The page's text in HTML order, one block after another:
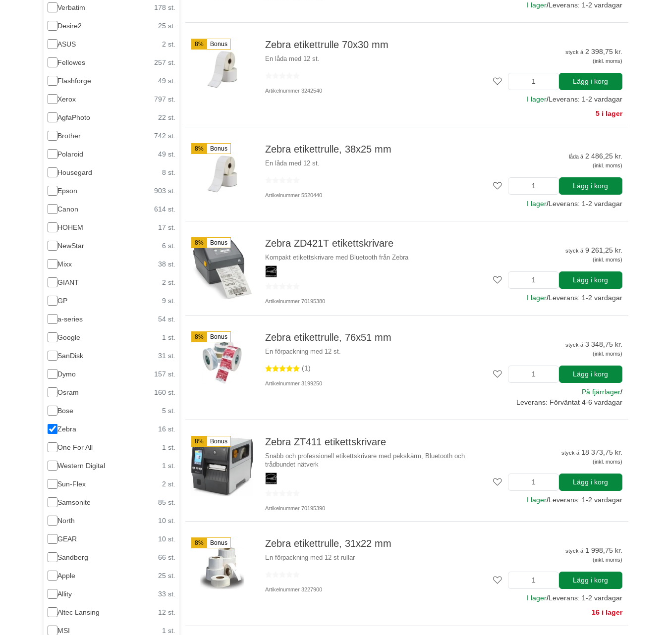
Verbatim 178 st.
Desire2 25 st.
ASUS 2 st.
Fellowes 257 st.
Flashforge 49 st.
Xerox 797 st.
AgfaPhoto 22 st.
Brother 742 st.
Polaroid 49 st.
Housegard 8 st.
Epson 903 st.
Canon 614 st.
HOHEM 17 st.
NewStar 6 st.
Mixx 38 st.
GIANT 2 st.
GP 9 st.
a-series 54 st.
Google 1 st.
SanDisk 31 st.
Dymo 157 st.
Osram 160 st.
Bose 5 st.
Zebra 16 st.
One For All 1 st.
Western Digital 1 st.
Sun-Flex 2 st.
Samsonite 85 st.
North 10 st.
GEAR 10 st.
Sandberg 66 st.
Apple 25 st.
Allity 33 st.
Altec Lansing 12 st.
MSI 1 st.
I lager/Leverans: 1-2 vardagar
8% Bonus Zebra etikettrulle 70x30 mm
En låda med 12 st.
Artikelnummer 3242540
styck á 2 398,75 kr.
(inkl. moms)
Lägg i korg
I lager/Leverans: 1-2 vardagar
5 i lager
8% Bonus Zebra etikettrulle, 38x25 mm
En låda med 12 st.
Artikelnummer 5520440
låda á 2 486,25 kr.
(inkl. moms)
Lägg i korg
I lager/Leverans: 1-2 vardagar
8% Bonus Zebra ZD421T etikettskrivare
Kompakt etikettskrivare med Bluetooth från Zebra
Artikelnummer 70195380
styck á 9 261,25 kr.
(inkl. moms)
Lägg i korg
I lager/Leverans: 1-2 vardagar
8% Bonus Zebra etikettrulle, 76x51 mm
En förpackning med 12 st.
(1)
Artikelnummer 3199250
styck á 3 348,75 kr.
(inkl. moms)
Lägg i korg
På fjärrlager/
Leverans: Förväntat 4-6 vardagar
8% Bonus Zebra ZT411 etikettskrivare
Snabb och professionell etikettskrivare med pekskärm, Bluetooth och
trådbundet nätverk
Artikelnummer 70195390
styck á 18 373,75 kr.
(inkl. moms)
Lägg i korg
I lager/Leverans: 1-2 vardagar
8% Bonus Zebra etikettrulle, 31x22 mm
En förpackning med 12 st rullar
Artikelnummer 3227900
styck á 1 998,75 kr.
(inkl. moms)
Lägg i korg
I lager/Leverans: 1-2 vardagar
16 i lager